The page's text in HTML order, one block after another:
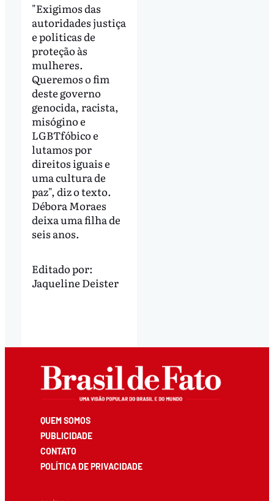
"Exigimos das
autoridades justiça
e politicas de
proteção às
mulheres.
Queremos o fim
deste governo
genocida, racista,
misógino e
LGBTfóbico e
lutamos por
direitos iguais e
uma cultura de
paz", diz o texto.
Débora Moraes
deixa uma filha de
seis anos.
Editado por:
Jaqueline Deister
QUEM SOMOS
PUBLICIDADE
CONTATO
POLÍTICA DE PRIVACIDADE